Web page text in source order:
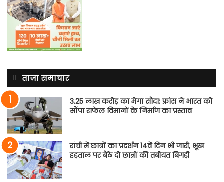
ताज़ा समाचार
3.25 लाख करोड़ का मेगा सौदा: फ्रांस ने भारत को
सौंपा राफेल विमानों के निर्माण का प्रस्ताव
रांची में छात्रों का प्रदर्शन 14वें दिन भी जारी, भूख
हड़ताल पर बैठे दो छात्रों की तबीयत बिगड़ी